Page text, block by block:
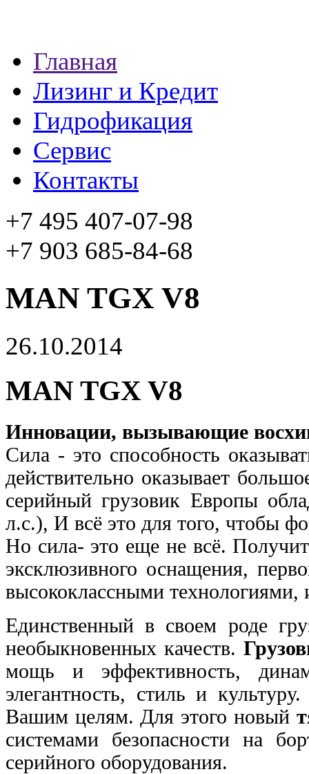
Главная
Лизинг и Кредит
Гидрофикация
Сервис
Контакты
+7 495 407-07-98
+7 903 685-84-68
MAN TGX V8
26.10.2014
MAN TGX V8
Инновации, вызывающие
Сила - это способность
действительно оказывает
серийный грузовик Европы
л.с.), И всё это для того, чтобы
Но сила- это еще не всё.
эксклюзивного оснащения,
высококлассными технологиями,
Единственный в своем роде
необыкновенных качеств.
мощь и эффективность,
элегантность, стиль и
Вашим целям. Для этого новый
системами безопасности на
серийного оборудования.